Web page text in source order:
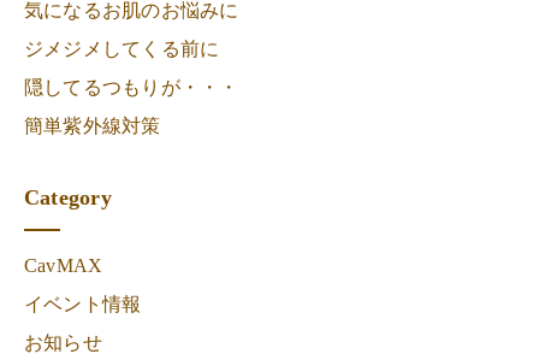
気になるお肌のお悩みに
ジメジメしてくる前に
隠してるつもりが・・・
簡単紫外線対策
Category
CavMAX
イベント情報
お知らせ